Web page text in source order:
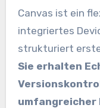
Canvas ist ein
integriertes
strukturiert
Sie erhalten
umfangreicher